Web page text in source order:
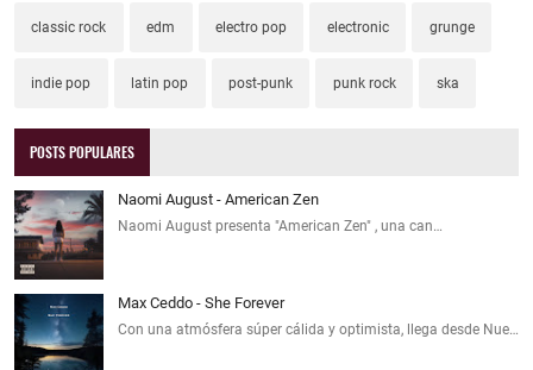
classic rock edm electro pop electronic grunge
indie pop latin pop post-punk punk rock ska
POSTS POPULARES
Naomi August - American Zen
Naomi August presenta "American Zen" , una can…
Max Ceddo - She Forever
Con una atmósfera súper cálida y optimista, llega desde Nue…